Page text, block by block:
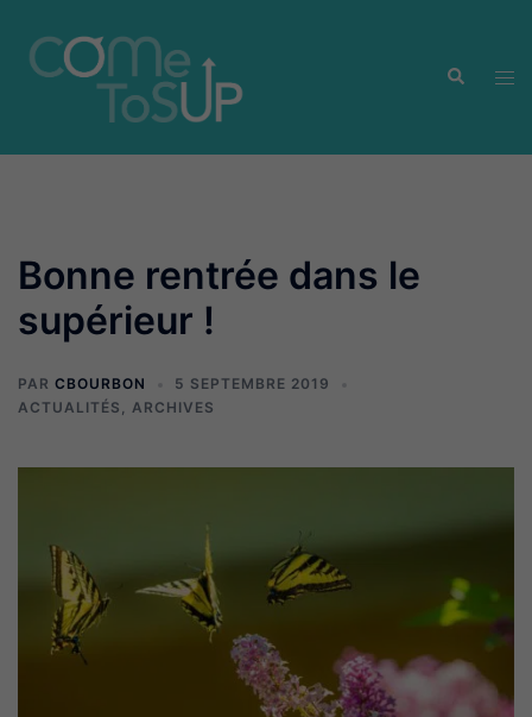
contenu
Bonne rentrée dans le
supérieur !
PAR CBOURBON
5 SEPTEMBRE 2019
ACTUALITÉS , ARCHIVES